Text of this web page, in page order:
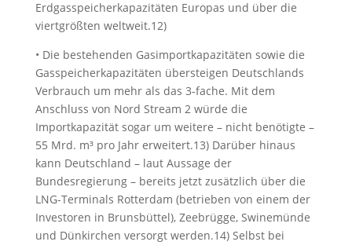
Erdgasspeicherkapazitäten Europas und über die
viertgrößten weltweit.12)
• Die bestehenden Gasimportkapazitäten sowie die
Gasspeicherkapazitäten übersteigen Deutschlands
Verbrauch um mehr als das 3-fache. Mit dem
Anschluss von Nord Stream 2 würde die
Importkapazität sogar um weitere – nicht benötigte –
55 Mrd. m³ pro Jahr erweitert.13) Darüber hinaus
kann Deutschland – laut Aussage der
Bundesregierung – bereits jetzt zusätzlich über die
LNG-Terminals Rotterdam (betrieben von einem der
Investoren in Brunsbüttel), Zeebrügge, Swinemünde
und Dünkirchen versorgt werden.14) Selbst bei